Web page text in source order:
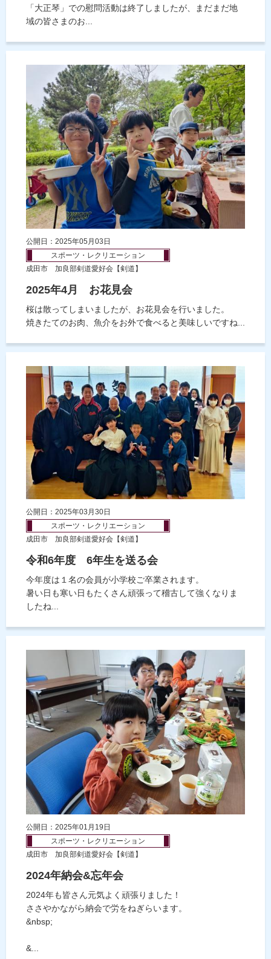
「大正琴」での慰問活動は終了しましたが、まだまだ地
域の皆さまのお...
公開日：2025年05月03日
スポーツ・レクリエーション
成田市 加良部剣道愛好会【剣道】
2025年4月 お花見会
桜は散ってしまいましたが、お花見会を行いました。
焼きたてのお肉、魚介をお外で食べると美味しいですね...
公開日：2025年03月30日
スポーツ・レクリエーション
成田市 加良部剣道愛好会【剣道】
令和6年度 6年生を送る会
今年度は１名の会員が小学校ご卒業されます。
暑い日も寒い日もたくさん頑張って稽古して強くなりま
したね...
公開日：2025年01月19日
スポーツ・レクリエーション
成田市 加良部剣道愛好会【剣道】
2024年納会&忘年会
2024年も皆さん元気よく頑張りました！
ささやかながら納会で労をねぎらいます。
&nbsp;
&...